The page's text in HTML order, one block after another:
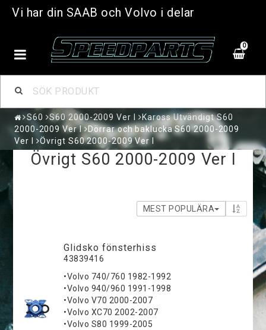
Vi har din SAAB och Volvo i delar
0
S60 S60 2000-2009 Ver I
Kaross Utvändigt S60
2000-2009 Ver I
Dörrar och baklucka S60 2000-2009
Ver I
Övrigt S60 2000-2009 Ver I
Övrigt S60 2000-2009 Ver I
MEST POPULÄRA
Glidsko fönsterhiss
43839416
•Volvo 740/760 1982-1992
•Volvo 940/960 1991-1998
•Volvo V70 2000-2007
•Volvo XC70 2002-2007
•Volvo S80 1999-2005